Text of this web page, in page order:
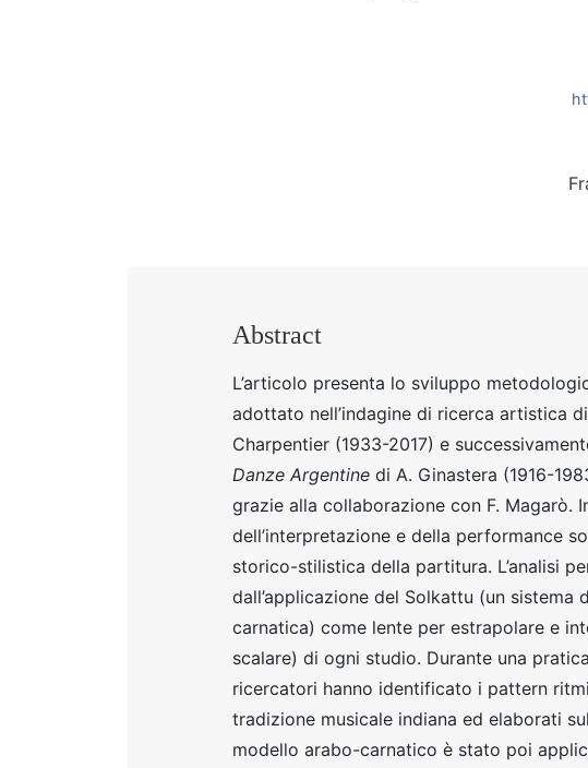
Abstract
L’articolo presenta lo sviluppo
adottato nell’indagine di ricerca artistica
Charpentier (1933-2017) e
Danze Argentine di A. Ginastera (1916-
grazie alla collaborazione con F. Magarò.
dell’interpretazione e della performance
storico-stilistica della partitura. L’analisi
dall’applicazione del Solkattu (un
carnatica) come lente per estrapolare e
scalare) di ogni studio. Durante una
ricercatori hanno identificato i pattern
tradizione musicale indiana ed elaborati
modello arabo-carnatico è stato poi